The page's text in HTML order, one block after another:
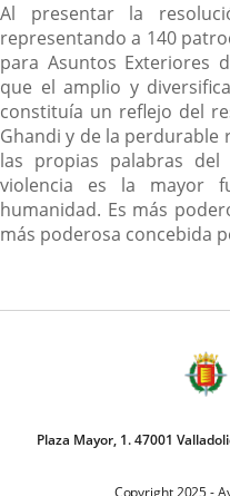
Al presentar la
representando a 140
para Asuntos Exteriores
que el amplio y
constituía un reflejo del
Ghandi y de la perdurable
las propias palabras
violencia es la mayor
humanidad. Es más
más poderosa concebida
Plaza Mayor, 1. 47001
Copyright 2025 -